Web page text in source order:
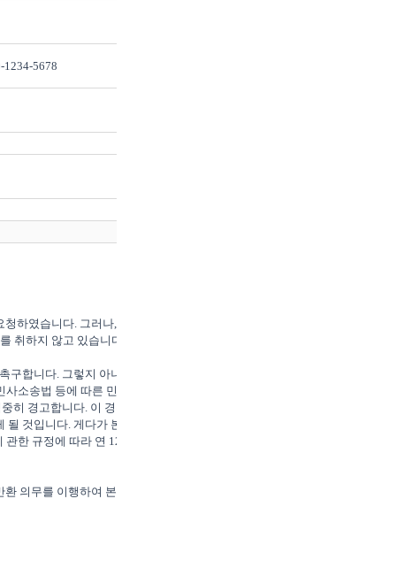
1234-5678
하였습니다. 그러나, 귀하께
취하지 않고 있습니다.
구합니다. 그렇지 아니하면
소송법 등에 따른 민사 소
히 경고합니다. 이 경우 귀하
것입니다. 게다가 본 발신
한 규정에 따라 연 12%가
의무를 이행하여 본 건을